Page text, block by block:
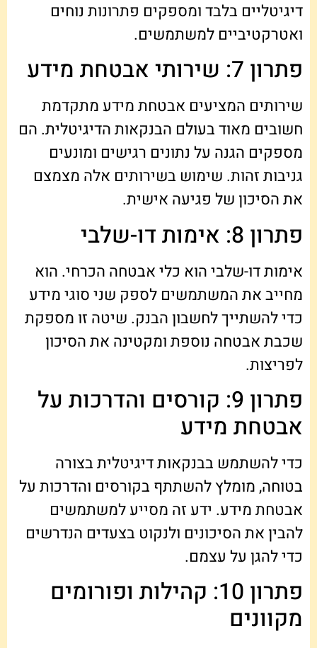
דיגיטליים בלבד ומספקים פתרונות נוחים
ואטרקטיביים למשתמשים.
פתרון 7: שירותי אבטחת מידע
שירותים המציעים אבטחת מידע מתקדמת
חשובים מאוד בעולם הבנקאות הדיגיטלית. הם
מספקים הגנה על נתונים רגישים ומונעים
גניבות זהות. שימוש בשירותים אלה מצמצם
את הסיכון של פגיעה אישית.
פתרון 8: אימות דו-שלבי
אימות דו-שלבי הוא כלי אבטחה הכרחי. הוא
מחייב את המשתמשים לספק שני סוגי מידע
כדי להשתייך לחשבון הבנק. שיטה זו מספקת
שכבת אבטחה נוספת ומקטינה את הסיכון
לפריצות.
פתרון 9: קורסים והדרכות על
אבטחת מידע
כדי להשתמש בבנקאות דיגיטלית בצורה
בטוחה, מומלץ להשתתף בקורסים והדרכות על
אבטחת מידע. ידע זה מסייע למשתמשים
להבין את הסיכונים ולנקוט בצעדים הנדרשים
כדי להגן על עצמם.
פתרון 10: קהילות ופורומים
מקוונים